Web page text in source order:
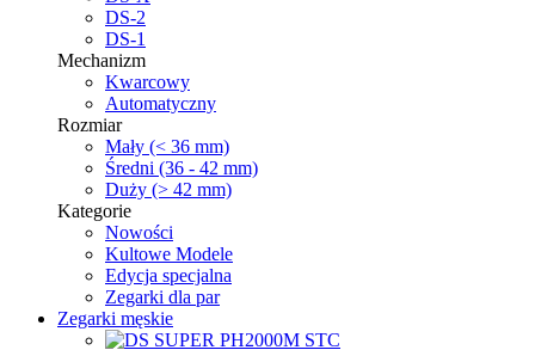
DS-2
DS-1
Mechanizm
Kwarcowy
Automatyczny
Rozmiar
Mały (< 36 mm)
Średni (36 - 42 mm)
Duży (> 42 mm)
Kategorie
Nowości
Kultowe Modele
Edycja specjalna
Zegarki dla par
Zegarki męskie